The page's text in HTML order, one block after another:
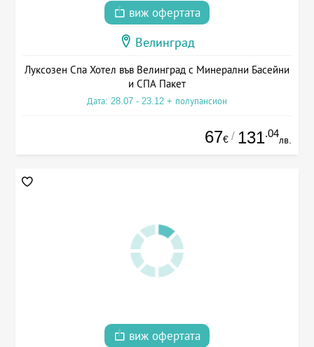
виж офертата
Велинград
Луксозен Спа Хотел във Велинград с Минерални Басейни
и СПА Пакет
Дата: 28.07 - 23.12 + полупансион
67€ / 131.04
лв.
виж офертата